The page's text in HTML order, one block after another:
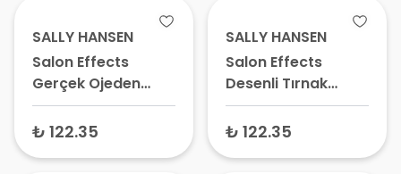
SALLY HANSEN
Salon Effects
Gerçek Ojeden
Yapılan Desenli Oje
Band Pink A Dot
₺ 122.35
SALLY HANSEN
Salon Effects
Desenli Tırnak
Bantları 4408-95 16
Adet
₺ 122.35